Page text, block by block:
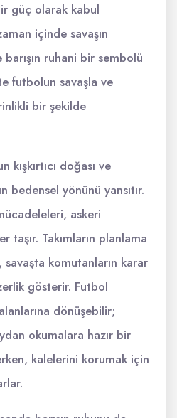
güç olarak kabul
içinde savaşın
barışın ruhani bir sembolü
futbolun savaşla ve
bir şekilde
doğası ve
bedensel yönünü yansıtır.
askeri
Takımların planlama
komutanların karar
gösterir. Futbol
dönüşebilir;
okumalara hazır bir
kalelerini korumak için